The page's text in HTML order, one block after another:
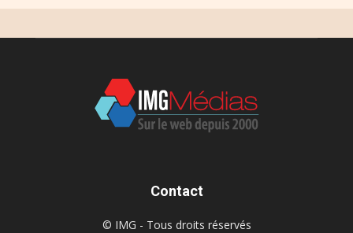
Contact
© IMG - Tous droits réservés